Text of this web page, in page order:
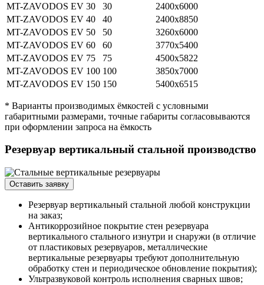
MT-ZAVODOS EV 30
30
2400х6000
MT-ZAVODOS EV 40
40
2400х8850
MT-ZAVODOS EV 50
50
3260х6000
MT-ZAVODOS EV 60
60
3770х5400
MT-ZAVODOS EV 75
75
4500х5822
MT-ZAVODOS EV 100 100
3850х7000
MT-ZAVODOS EV 150 150 5400х6515
* Варианты производимых ёмкостей с условными
габаритными размерами, точные габариты согласовываются
при оформлении запроса на ёмкость
Резервуар вертикальный стальной производство
Оставить заявку
Резервуар вертикальный стальной любой конструкции
на заказ;
Антикоррозийное покрытие стен резервуара
вертикального стального изнутри и снаружи (в отличие
от пластиковых резервуаров, металлические
вертикальные резервуары требуют дополнительную
обработку стен и периодическое обновление покрытия);
Ультразвуковой контроль исполнения сварных швов;